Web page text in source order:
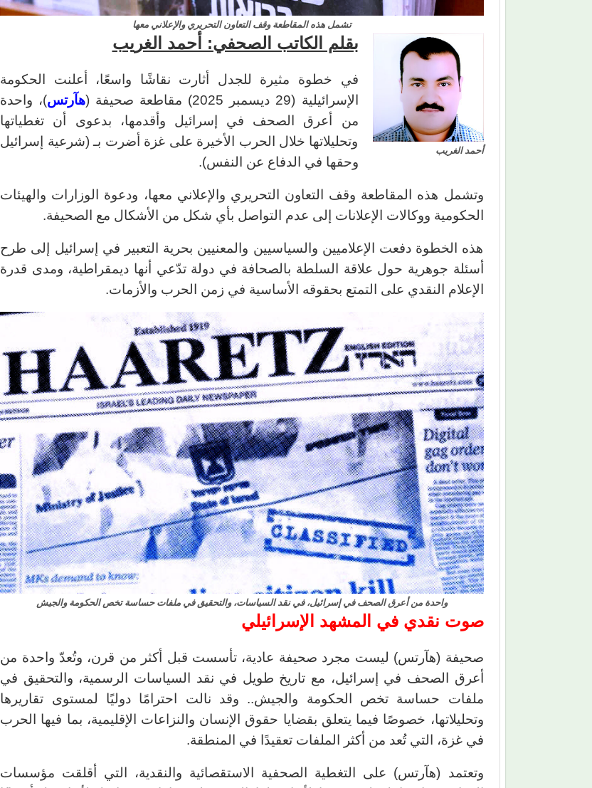
تشمل هذه المقاطعة وقف التعاون التحريري والإعلاني معها
أحمد الغريب
بقلم الكاتب الصحفي: أحمد الغريب
في خطوة مثيرة للجدل أثارت نقاشًا واسعًا، أعلنت الحكومة
الإسرائيلية (29 ديسمبر 2025) مقاطعة صحيفة (
هآرتس)، واحدة
من أعرق الصحف في إسرائيل وأقدمها، بدعوى أن تغطياتها
وتحليلاتها خلال الحرب الأخيرة على غزة أضرت بـ (شرعية إسرائيل
وحقها في الدفاع عن النفس).
وتشمل هذه المقاطعة وقف التعاون التحريري والإعلاني معها، ودعوة الوزارات والهيئات
الحكومية ووكالات الإعلانات إلى عدم التواصل بأي شكل من الأشكال مع الصحيفة.
هذه الخطوة دفعت الإعلاميين والسياسيين والمعنيين بحرية التعبير في إسرائيل إلى طرح
أسئلة جوهرية حول علاقة السلطة بالصحافة في دولة تدّعي أنها ديمقراطية، ومدى قدرة
الإعلام النقدي على التمتع بحقوقه الأساسية في زمن الحرب والأزمات.
واحدة من أعرق الصحف في إسرائيل، في نقد السياسات، والتحقيق في ملفات حساسة تخص الحكومة والجيش
صوت نقدي في المشهد الإسرائيلي
صحيفة (هآرتس) ليست مجرد صحيفة عادية، تأسست قبل أكثر من قرن، وتُعدّ واحدة من
أعرق الصحف في إسرائيل، مع تاريخ طويل في نقد السياسات الرسمية، والتحقيق في
ملفات حساسة تخص الحكومة والجيش.. وقد نالت احترامًا دوليًا لمستوى تقاريرها
وتحليلاتها، خصوصًا فيما يتعلق بقضايا حقوق الإنسان والنزاعات الإقليمية، بما فيها الحرب
في غزة، التي تُعد من أكثر الملفات تعقيدًا في المنطقة.
وتعتمد (هآرتس) على التغطية الصحفية الاستقصائية والنقدية، التي أقلقت مؤسسات